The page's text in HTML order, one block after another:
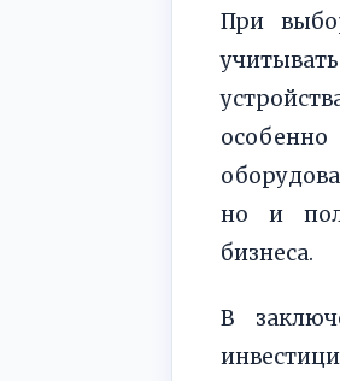
При
но и
бизнеса.
В